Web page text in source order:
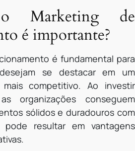
Marketing de
é importante?
é fundamental para
se destacar em um
competitivo. Ao investir
organizações conseguem
sólidos e duradouros com
resultar em vantagens